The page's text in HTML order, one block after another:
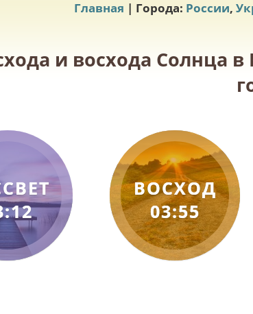
Главная | Города: России,
и восхода Солнца
ВОСХОД
03:55